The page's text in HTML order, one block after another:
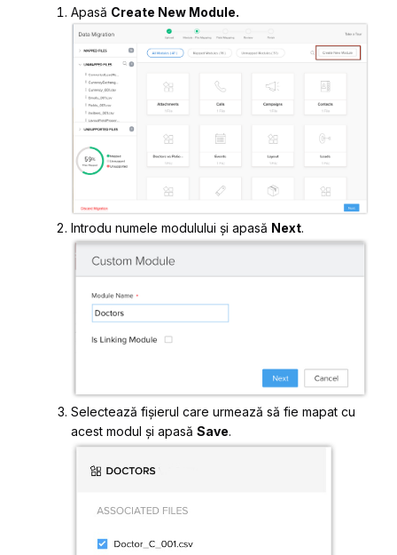
Apasă Create New Module.
Introdu numele modulului și apasă Next.
Selectează fișierul care urmează să fie mapat cu
acest modul și apasă Save.